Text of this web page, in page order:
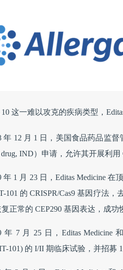
这一难以攻克的疾病类型，
年 12 月 1 日，美国食品药品监督
drug, IND）申请，允许其开展利
年 1 月 23 日，Editas Medicine
101 的 CRISPR/Cas9 基因疗法
正常的 CEP290 基因表达，成功
年 7 月 25 日，Editas Medicine
101) 的 I/II 期临床试验，并招募